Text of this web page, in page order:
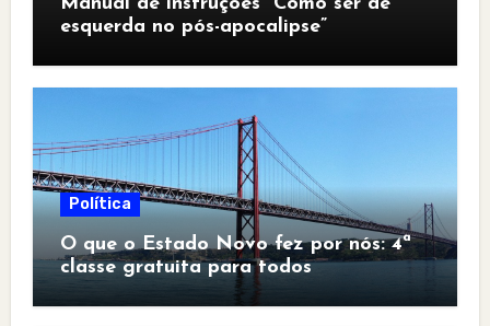
Manual de instruções “Como ser de
esquerda no pós-apocalipse”
Política
O que o Estado Novo fez por nós: 4ª
classe gratuita para todos